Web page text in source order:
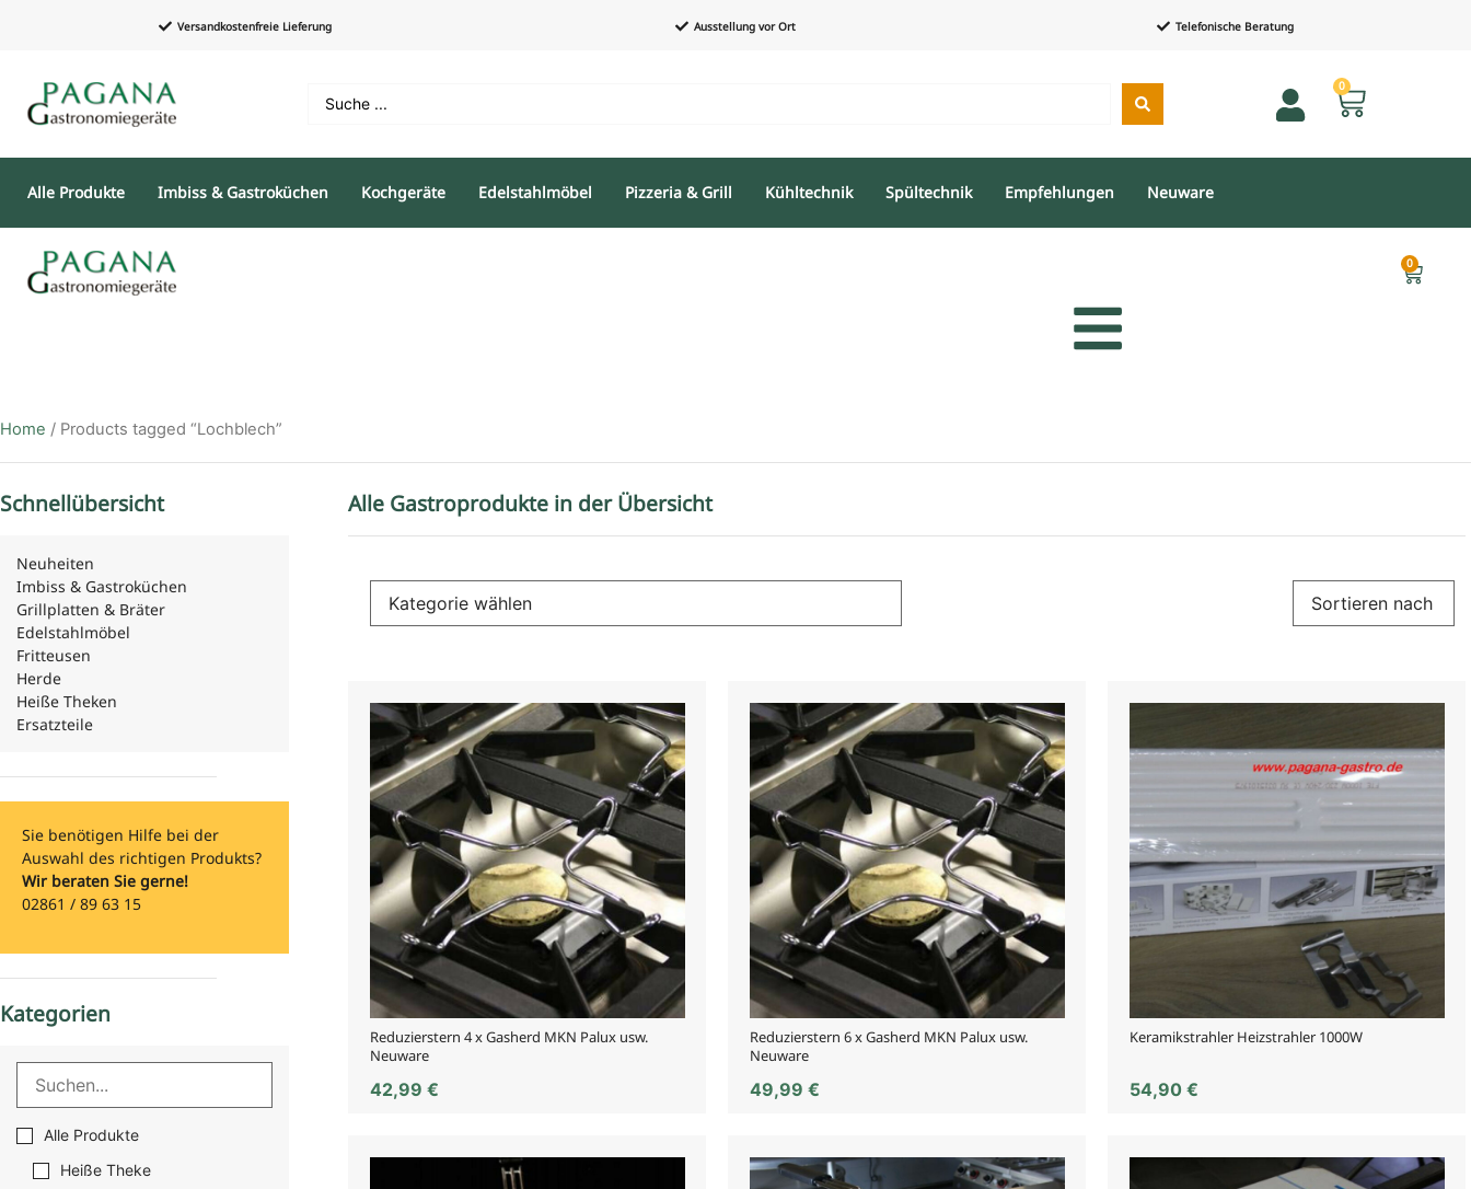
Versandkostenfreie Lieferung Ausstellung vor Ort Telefonische Beratung
0
Alle Produkte Imbiss & Gastroküchen Kochgeräte Edelstahlmöbel Pizzeria & Grill Kühltechnik Spültechnik Empfehlungen Neuware
0
Home / Products tagged “Lochblech”
Schnellübersicht
Neuheiten
Imbiss & Gastroküchen
Grillplatten & Bräter
Edelstahlmöbel
Fritteusen
Herde
Heiße Theken
Ersatzteile
Sie benötigen Hilfe bei der
Auswahl des richtigen Produkts?
Wir beraten Sie gerne!
02861 / 89 63 15
Kategorien
Alle Produkte
Heiße Theke
Alle Gastroprodukte in der Übersicht
Reduzierstern 4 x Gasherd MKN Palux usw.
Neuware
42,99 €
Reduzierstern 6 x Gasherd MKN Palux usw.
Neuware
49,99 €
Keramikstrahler Heizstrahler 1000W
54,90 €